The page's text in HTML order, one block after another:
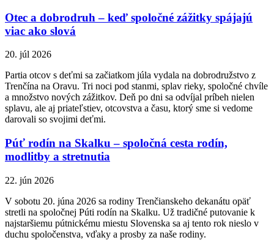
Otec a dobrodruh – keď spoločné zážitky spájajú
viac ako slová
20. júl 2026
Partia otcov s deťmi sa začiatkom júla vydala na dobrodružstvo z
Trenčína na Oravu. Tri noci pod stanmi, splav rieky, spoločné chvíle
a množstvo nových zážitkov. Deň po dni sa odvíjal príbeh nielen
splavu, ale aj priateľstiev, otcovstva a času, ktorý sme si vedome
darovali so svojimi deťmi.
Púť rodín na Skalku – spoločná cesta rodín,
modlitby a stretnutia
22. jún 2026
V sobotu 20. júna 2026 sa rodiny Trenčianskeho dekanátu opäť
stretli na spoločnej Púti rodín na Skalku. Už tradičné putovanie k
najstaršiemu pútnickému miestu Slovenska sa aj tento rok nieslo v
duchu spoločenstva, vďaky a prosby za naše rodiny.